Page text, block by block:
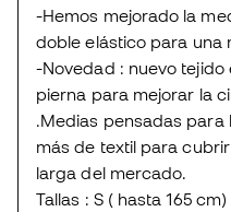
-Hemos mejorado la
doble elástico para una
-Novedad : nuevo
pierna para mejorar la
.Medias pensadas
más de textil para
larga del mercado.
Tallas : S ( hasta 165